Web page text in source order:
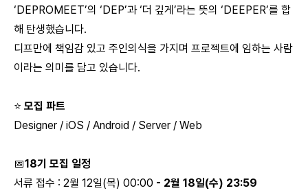
‘DEPROMEET’의 ‘DEP’과 ‘더 깊게’라는 뜻의 ‘DEEPER’를 합
해 탄생했습니다.
디프만에 책임감 있고 주인의식을 가지며 프로젝트에 임하는 사람
이라는 의미를 담고 있습니다.
⭐️ 모집 파트
Designer / iOS / Android / Server / Web
📅18기 모집 일정
서류 접수 : 2월 12일(목) 00:00 - 2월 18일(수) 23:59